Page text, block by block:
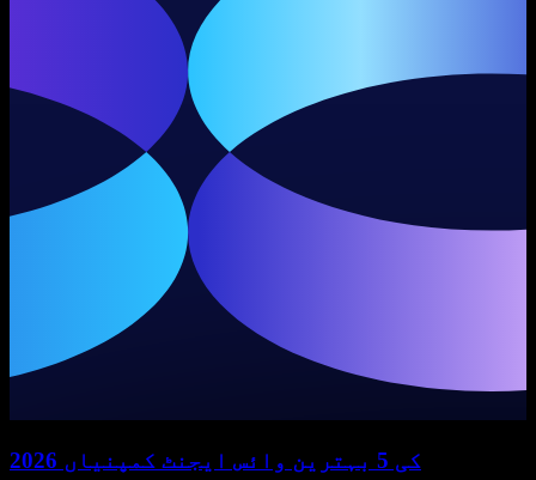
2026 کی 5 بہترین وائس ایجنٹ کمپنیاں